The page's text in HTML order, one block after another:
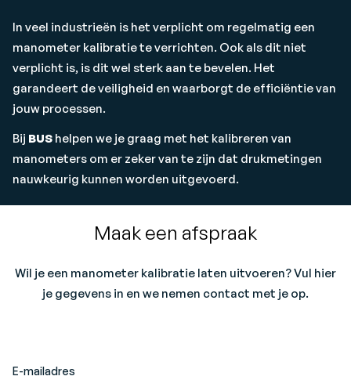
In veel industrieën is het verplicht om regelmatig een
manometer kalibratie te verrichten. Ook als dit niet
verplicht is, is dit wel sterk aan te bevelen. Het
garandeert de veiligheid en waarborgt de efficiëntie van
jouw processen.
Bij BUS helpen we je graag met het kalibreren van
manometers om er zeker van te zijn dat drukmetingen
nauwkeurig kunnen worden uitgevoerd.
Maak een afspraak
Wil je een manometer kalibratie laten uitvoeren? Vul hier
je gegevens in en we nemen contact met je op.
E-mailadres